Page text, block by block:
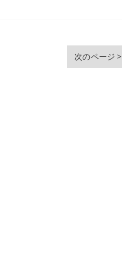
次のページ >